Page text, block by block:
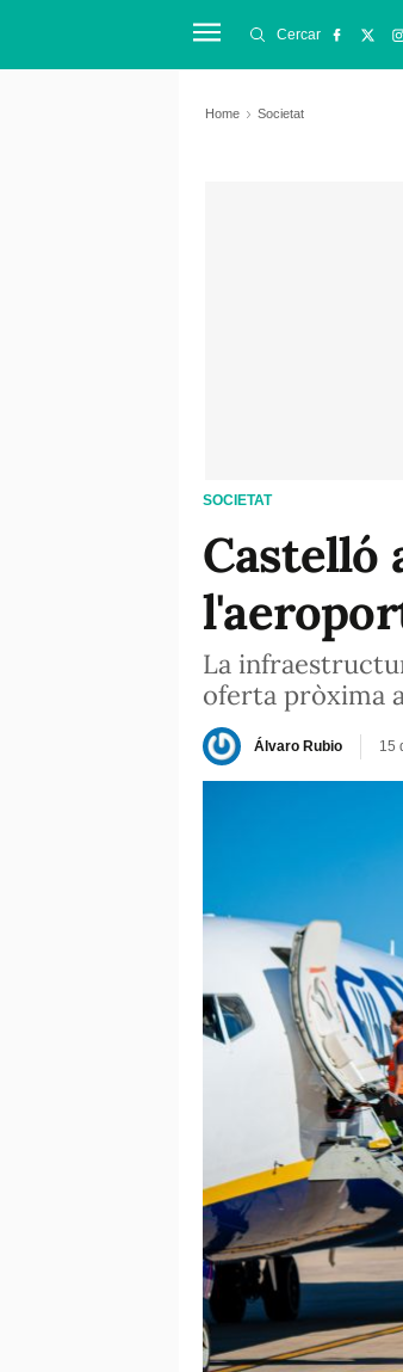
Cercar
Home Societat
SOCIETAT
Castelló
La
oferta pròxima
Álvaro Rubio 15